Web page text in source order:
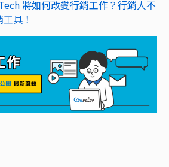
將如何改變行銷工作？行銷人不
具！